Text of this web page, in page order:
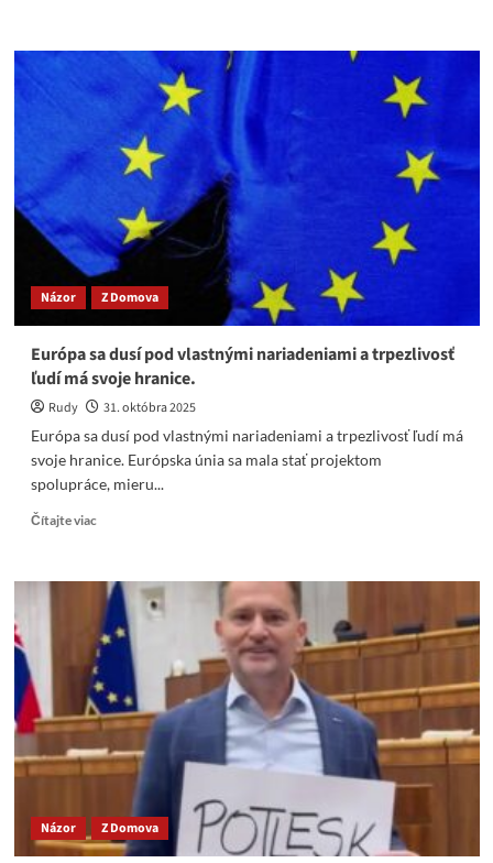
Matovičov
papier
500
melónov
000
mŕtvych
&
Višňové
v
miliónov..
Názor Z Domova
Európa sa dusí pod vlastnými nariadeniami a trpezlivosť
ľudí má svoje hranice.
Rudy
31. októbra 2025
Európa sa dusí pod vlastnými nariadeniami a trpezlivosť ľudí má
svoje hranice. Európska únia sa mala stať projektom
spolupráce, mieru...
Čítajte viacRead
Európa
sa
dusí
pod
vlastnými
nariadeniami
a
trpezlivosť
ľudí
má
Názor Z Domova